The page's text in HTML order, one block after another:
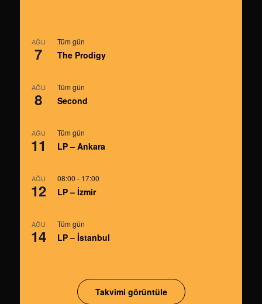
AĞU
7
Tüm gün
The Prodigy
AĞU
8
Tüm gün
Second
AĞU
11
Tüm gün
LP – Ankara
AĞU
12
08:00 - 17:00
LP – İzmir
AĞU
14
Tüm gün
LP – İstanbul
Takvimi görüntüle